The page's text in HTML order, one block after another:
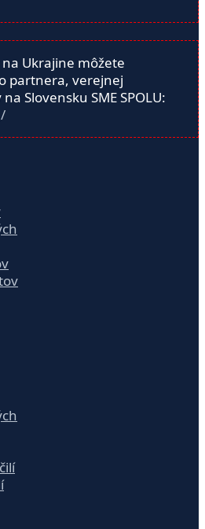
Ukrajine môžete
partnera, verejnej
Slovensku SME SPOLU:
/